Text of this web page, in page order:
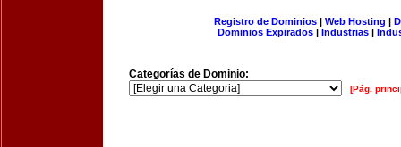
Registro de Dominios| Web Hosting |
Dominios Expirados | Industrias |
Categorías de Dominio:
[Pág.